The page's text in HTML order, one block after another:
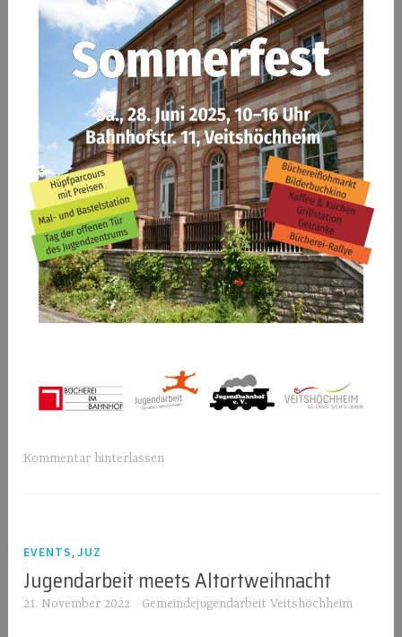
Kommentar hinterlassen
EVENTS,JUZ
Jugendarbeit meets Altortweihnacht
21. November 2022 Gemeindejugendarbeit Veitshöchheim